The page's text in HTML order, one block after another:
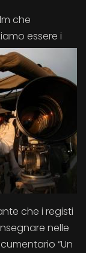
che
essere i
che i registi
nelle
“Un